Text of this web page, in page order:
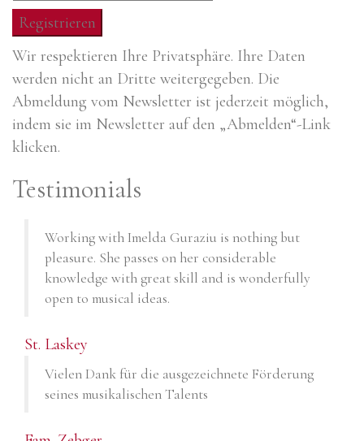
Wir respektieren Ihre Privatsphäre. Ihre Daten
werden nicht an Dritte weitergegeben. Die
Abmeldung vom Newsletter ist jederzeit möglich,
indem sie im Newsletter auf den „Abmelden“-Link
klicken.
Testimonials
Working with Imelda Guraziu is nothing but
pleasure. She passes on her considerable
knowledge with great skill and is wonderfully
open to musical ideas.
St. Laskey
Vielen Dank für die ausgezeichnete Förderung
seines musikalischen Talents